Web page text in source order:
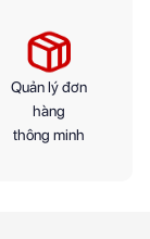
Quản lý đơn
hàng
thông minh